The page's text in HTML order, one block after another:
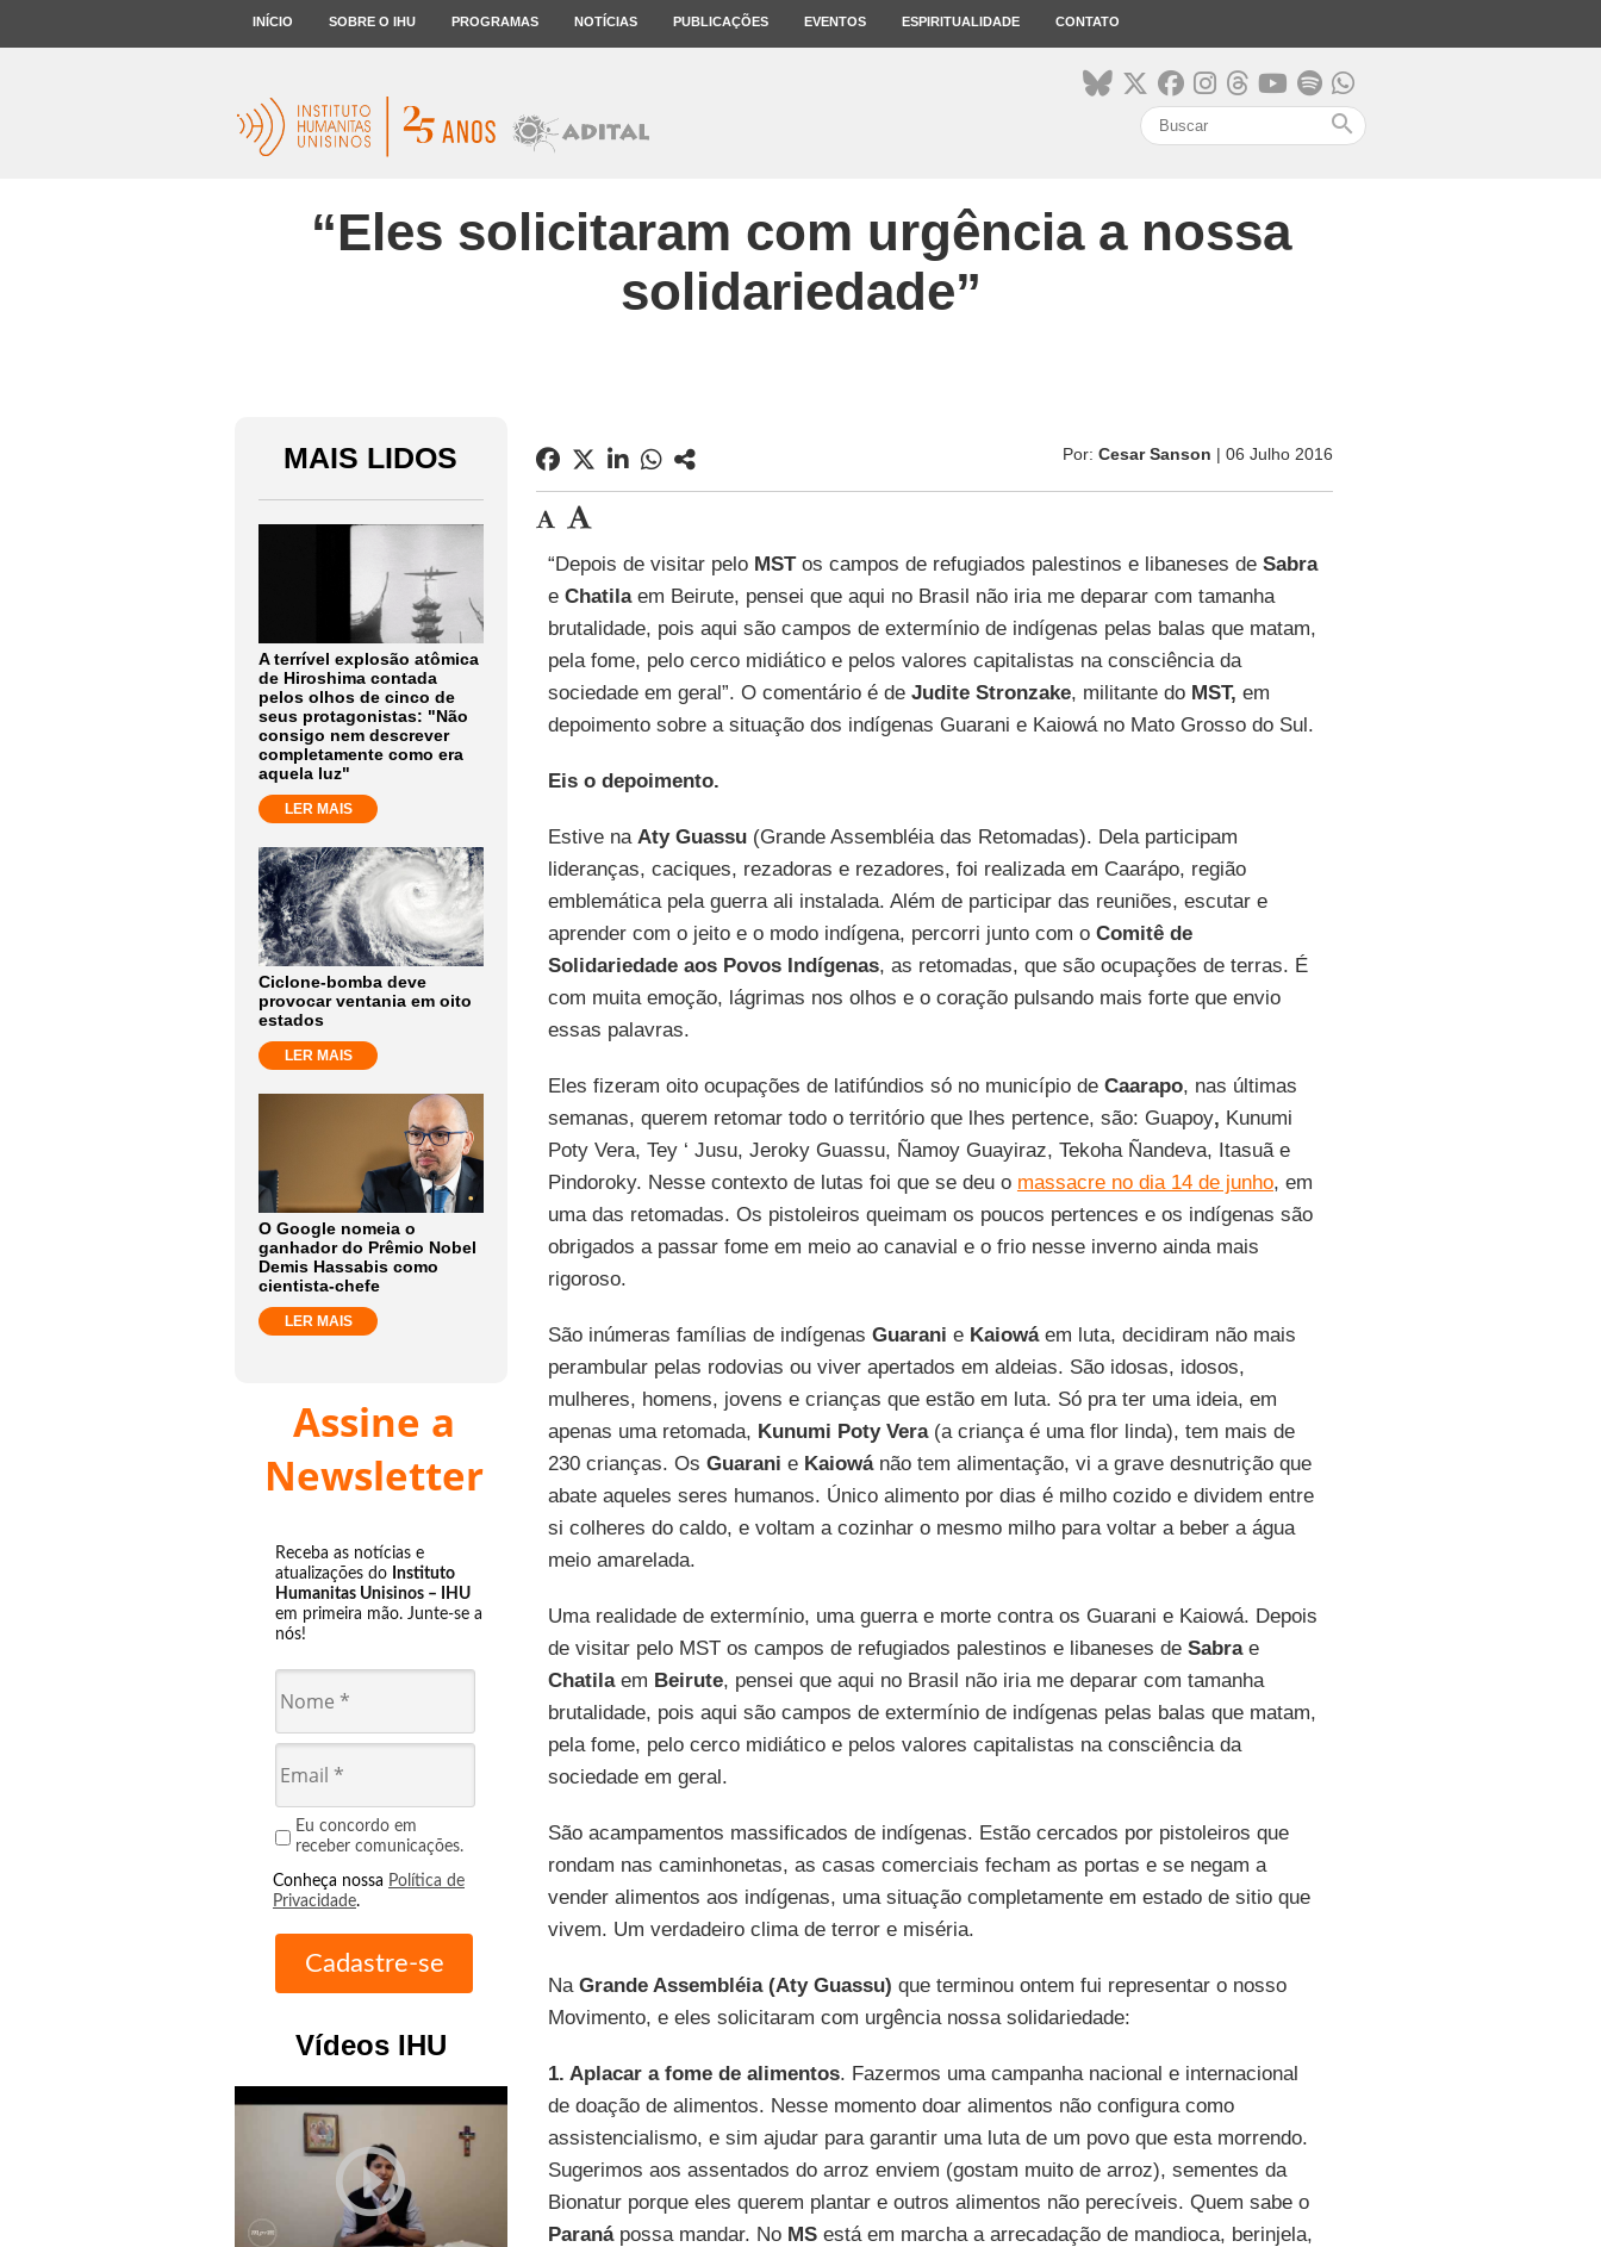
INÍCIO SOBRE O IHU PROGRAMAS NOTÍCIAS PUBLICAÇÕES EVENTOS ESPIRITUALIDADE CONTATO
search
“Eles solicitaram com urgência a nossa
solidariedade”
MAIS LIDOS
A terrível explosão atômica
de Hiroshima contada
pelos olhos de cinco de
seus protagonistas: "Não
consigo nem descrever
completamente como era
aquela luz"
LER MAIS
Ciclone-bomba deve
provocar ventania em oito
estados
LER MAIS
O Google nomeia o
ganhador do Prêmio Nobel
Demis Hassabis como
cientista-chefe
LER MAIS
Assine a
Newsletter
Receba as notícias e
atualizações do Instituto
Humanitas Unisinos – IHU
em primeira mão. Junte-se a
nós!
Eu concordo em
receber comunicações.
Conheça nossa Política de
Privacidade.
Vídeos IHU
play_circle_outline
Por: Cesar Sanson | 06 Julho 2016
“Depois de visitar pelo MSTos campos de refugiados palestinos e libaneses de Sabra
e Chatilaem Beirute, pensei que aqui no Brasil não iria me deparar com tamanha
brutalidade, pois aqui são campos de extermínio de indígenas pelas balas que matam,
pela fome, pelo cerco midiático e pelos valores capitalistas na consciência da
sociedade em geral”. O comentário é de Judite Stronzake, militante do MST, em
depoimento sobre a situação dos indígenas Guarani e Kaiowá no Mato Grosso do Sul.
Eis o depoimento.
Estive na Aty Guassu(Grande Assembléia das Retomadas). Dela participam
lideranças, caciques, rezadoras e rezadores, foi realizada em Caarápo, região
emblemática pela guerra ali instalada. Além de participar das reuniões, escutar e
aprender com o jeito e o modo indígena, percorri junto com o Comitê de
Solidariedade aos Povos Indígenas, as retomadas, que são ocupações de terras. É
com muita emoção, lágrimas nos olhos e o coração pulsando mais forte que envio
essas palavras.
Eles fizeram oito ocupações de latifúndios só no município de Caarapo, nas últimas
semanas, querem retomar todo o território que lhes pertence, são: Guapoy, Kunumi
Poty Vera, Tey ‘ Jusu, Jeroky Guassu, Ñamoy Guayiraz, Tekoha Ñandeva, Itasuã e
Pindoroky. Nesse contexto de lutas foi que se deu o massacre no dia 14 de junho, em
uma das retomadas. Os pistoleiros queimam os poucos pertences e os indígenas são
obrigados a passar fome em meio ao canavial e o frio nesse inverno ainda mais
rigoroso.
São inúmeras famílias de indígenas Guarani e Kaiowáem luta, decidiram não mais
perambular pelas rodovias ou viver apertados em aldeias. São idosas, idosos,
mulheres, homens, jovens e crianças que estão em luta. Só pra ter uma ideia, em
apenas uma retomada, Kunumi Poty Vera(a criança é uma flor linda), tem mais de
230 crianças. Os Guarani e Kaiowánão tem alimentação, vi a grave desnutrição que
abate aqueles seres humanos. Único alimento por dias é milho cozido e dividem entre
si colheres do caldo, e voltam a cozinhar o mesmo milho para voltar a beber a água
meio amarelada.
Uma realidade de extermínio, uma guerra e morte contra os Guarani e Kaiowá. Depois
de visitar pelo MST os campos de refugiados palestinos e libaneses de Sabrae
Chatilaem Beirute, pensei que aqui no Brasil não iria me deparar com tamanha
brutalidade, pois aqui são campos de extermínio de indígenas pelas balas que matam,
pela fome, pelo cerco midiático e pelos valores capitalistas na consciência da
sociedade em geral.
São acampamentos massificados de indígenas. Estão cercados por pistoleiros que
rondam nas caminhonetas, as casas comerciais fecham as portas e se negam a
vender alimentos aos indígenas, uma situação completamente em estado de sitio que
vivem. Um verdadeiro clima de terror e miséria.
Na Grande Assembléia (Aty Guassu) que terminou ontem fui representar o nosso
Movimento, e eles solicitaram com urgência nossa solidariedade:
1. Aplacar a fome de alimentos. Fazermos uma campanha nacional e internacional
de doação de alimentos. Nesse momento doar alimentos não configura como
assistencialismo, e sim ajudar para garantir uma luta de um povo que esta morrendo.
Sugerimos aos assentados do arroz enviem (gostam muito de arroz), sementes da
Bionatur porque eles querem plantar e outros alimentos não perecíveis. Quem sabe o
Paranápossa mandar. No MSestá em marcha a arrecadação de mandioca, berinjela,